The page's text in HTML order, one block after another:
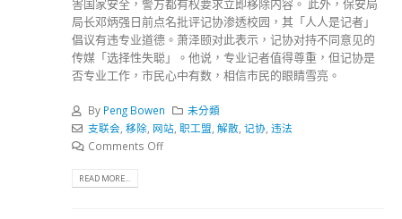
害国家安全，警方都有权要求立即移除内容。 此外，保安局
局长邓炳强日前点名批评记协渗透校园，其「人人是记者」
倡议有违专业道德。萧泽颐对此表示，记协对持不同意见的
传媒「选择性失聪」。他说，专业记者值得尊重，但记协是
否专业工作，市民心中有数，相信市民的眼睛雪亮。
By Peng Bowen
未分類
支联会 移除, 网站, 职工盟 解散, 记协, 违法
Comments Off
READ MORE...